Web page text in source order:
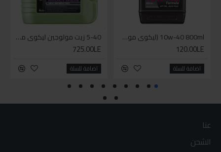
10w-40 800ml (ليكوي مولي زيت دراجة بخارية ( موتوسيكل - سكوتر
120.00LE
اضافة للسلة
5-40 زيت مولوجين ليكوي مولي اخضر
725.00LE
اضافة للسلة
عنا
الشحن